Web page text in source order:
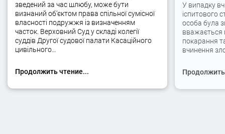
зведений за час шлюбу, може бути
визнаний об’єктом права спільної сумісної
власності подружжя із визначенням
часток. Верховний Суд у складі колегії
суддів Другої судової палати Касаційного
цивільного…
Продолжить чтение...
У випадку
іспитового
особа була
вважається
покарання
вчинення